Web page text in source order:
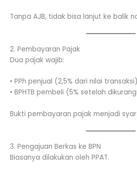
Tanpa AJB, tidak bisa lanjut ke balik
2. Pembayaran Pajak
Dua pajak wajib:
• PPh penjual (2,5% dari nilai transaksi)
• BPHTB pembeli (5% setelah
Bukti pembayaran pajak menjadi
3. Pengajuan Berkas ke BPN
Biasanya dilakukan oleh PPAT.